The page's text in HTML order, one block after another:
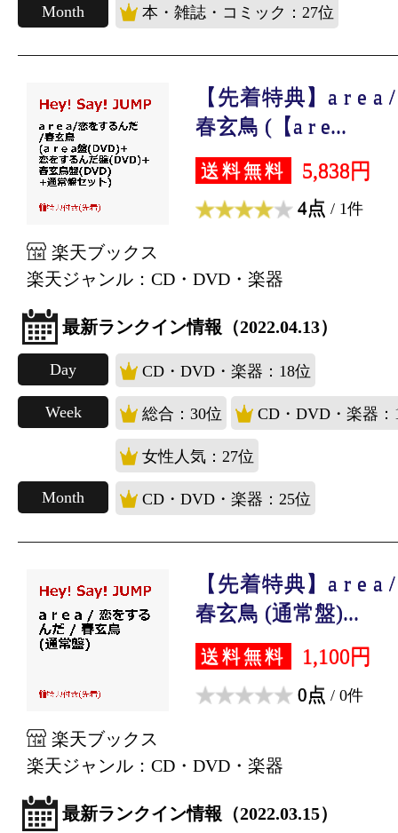
Month 本・雑誌・コミック：27位
【先着特典】a r e
春玄鳥 (【a r e...
送料無料 5,838円
4点 / 1件
楽天ブックス
楽天ジャンル：CD・DVD・楽器
最新ランクイン情報（2022.04.13）
Day CD・DVD・楽器：18位
Week 総合：30位 CD・DVD・楽器：
女性人気：27位
Month CD・DVD・楽器：25位
【先着特典】a r e
春玄鳥 (通常盤)...
送料無料 1,100円
0点 / 0件
楽天ブックス
楽天ジャンル：CD・DVD・楽器
最新ランクイン情報（2022.03.15）